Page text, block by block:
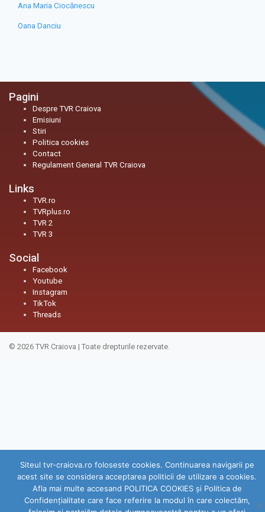
Ana Maria Ciocănescu
Oana Danciu
Pagini
Despre TVR Craiova
Emisiuni
Stiri
Politica cookies
Contact
Regulament General TVR Craiova
Links
TVR.ro
TVRplus.ro
TVR 2
TVR 3
Social
Facebook
Youtube
Instagram
TikTok
Threads
© 2026 TVR Craiova | Toate drepturile rezervate.
Siteul tvr-craiova.ro foloseste cookies. Continuarea navigarii pe
acest site se considera acceptarea politicii de utilizare a cookies.
Afla mai multe accesand POLITICA COOKIES și Politica de
Confidenţialitate care face referire la modul în care colectăm,